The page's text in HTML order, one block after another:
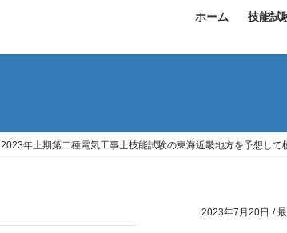
ホーム 技能試
2023年上期第二種電気工事士技能試験の東海近畿地方を予想して
2023年7月20日 /